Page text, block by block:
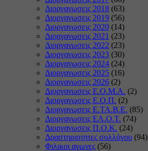
Διοργανωσεις 2018 (63)
Διοργανωσεις 2019 (56)
Διοργανωσεις 2020 (14)
Διοργανωσεις 2021 (23)
Διοργανωσεις 2022 (23)
Διοργανωσεις 2023 (30)
Διοργανωσεις 2024 (24)
Διοργανωσεις 2025 (16)
Διοργανωσεις 2026 (2)
Διοργανωσεις Ε.Ο.Μ.Α. (2)
Διοργανωσεις Ε.Ο.Π. (2)
Διοργανωσεις Ε.ΤΑ.Β.Ε. (85)
Διοργανωσεις ΕΛ.Ο.Τ. (74)
Διοργανωσεις Π.Ο.Κ. (24)
Δραστηριοτητες συλλόγου (94)
Φιλικοι αγωνες (56)